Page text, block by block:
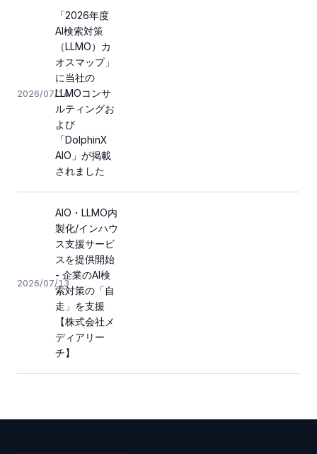
2026/07/14
「2026年度
AI検索対策
（LLMO）カ
オスマップ」
に当社の
LLMOコンサ
ルティングお
よび
「DolphinX
AIO」が掲載
されました
2026/07/13
AIO・LLMO内
製化/インハウ
ス支援サービ
スを提供開始
- 企業のAI検
索対策の「自
走」を支援
【株式会社メ
ディアリー
チ】